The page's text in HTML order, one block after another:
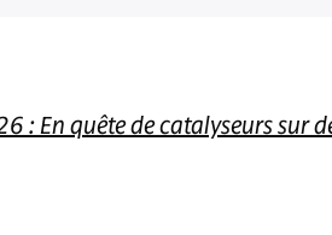
: En quête de catalyseurs sur